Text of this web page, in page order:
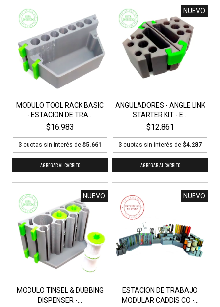
MODULO TOOL RACK BASIC
- ESTACION DE TRA...
$16.983
3 cuotas sin interés de $5.661
NUEVO
ANGULADORES - ANGLE LINK
STARTER KIT - E...
$12.861
3 cuotas sin interés de $4.287
NUEVO
MODULO TINSEL & DUBBING
DISPENSER -...
NUEVO
ESTACION DE TRABAJO
MODULAR CADDIS CO -...